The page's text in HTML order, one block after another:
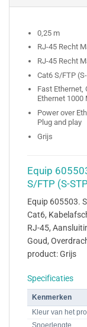
0,25 m
RJ-45 Recht
RJ-45 Recht
Cat6 S/FTP
Fast Ethernet,
Ethernet 1000
Power over
Plug and play
Grijs
Equip
S/FTP (S-
Equip 605503.
Cat6,
RJ-45,
Goud,
product: Grijs
Specificaties
Kenmerken
Kleur van het
Snoerlengte